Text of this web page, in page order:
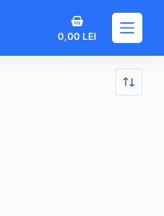
Coș
de
cumpărături
0,00LEI